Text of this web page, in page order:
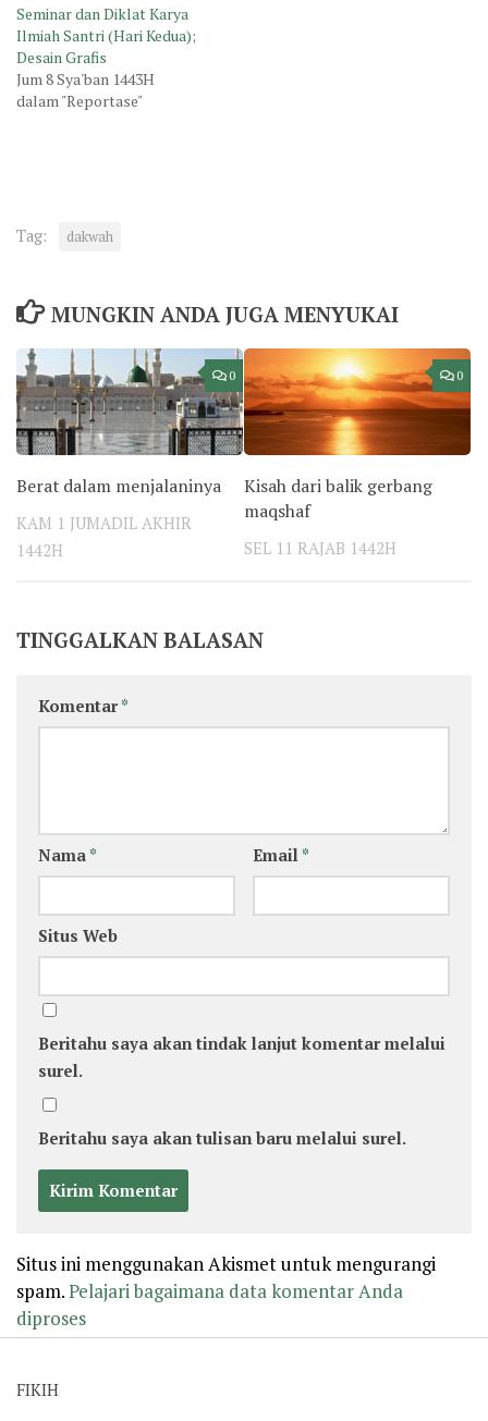
Seminar dan Diklat Karya
Ilmiah Santri (Hari Kedua);
Desain Grafis
Jum 8 Sya'ban 1443H
dalam "Reportase"
Tag: dakwah
MUNGKIN ANDA JUGA MENYUKAI
0
Berat dalam menjalaninya
KAM 1 JUMADIL AKHIR
1442H
0
Kisah dari balik gerbang
maqshaf
SEL 11 RAJAB 1442H
TINGGALKAN BALASAN
Komentar*
Nama * Email *
Situs Web
Beritahu saya akan tindak lanjut komentar melalui
surel.
Beritahu saya akan tulisan baru melalui surel.
Situs ini menggunakan Akismet untuk mengurangi
spam.Pelajari bagaimana data komentar Anda
diproses
FIKIH